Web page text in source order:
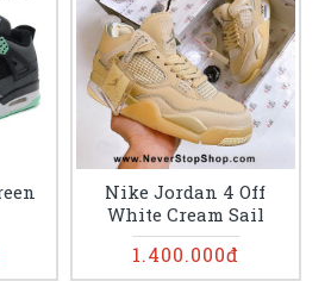
Nike Jordan 4 Off
White Cream Sail
1.400.000đ